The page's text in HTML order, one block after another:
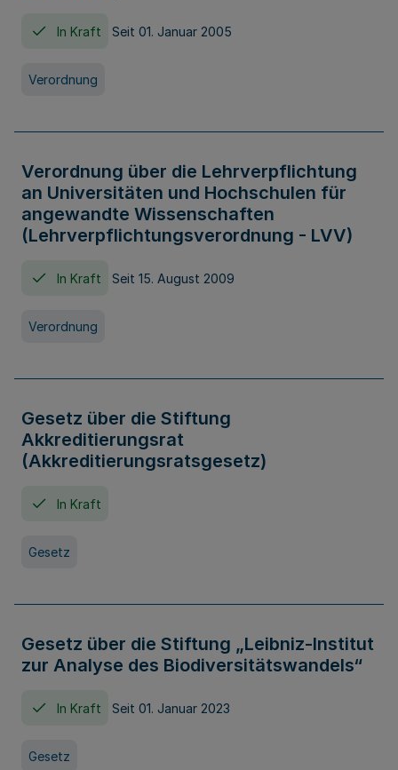
In Kraft Seit 01. Januar 2005
Verordnung
Verordnung über die Lehrverpflichtung
an Universitäten und Hochschulen für
angewandte Wissenschaften
(Lehrverpflichtungsverordnung - LVV)
In Kraft Seit 15. August 2009
Verordnung
Gesetz über die Stiftung
Akkreditierungsrat
(Akkreditierungsratsgesetz)
In Kraft
Gesetz
Gesetz über die Stiftung „Leibniz-Institut
zur Analyse des Biodiversitätswandels“
In Kraft Seit 01. Januar 2023
Gesetz